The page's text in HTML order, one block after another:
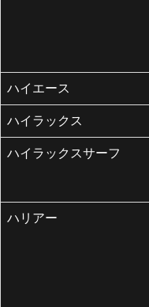
ハイエース
ハイラックス
ハイラックスサーフ
ハリアー